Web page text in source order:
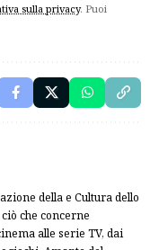
sulla privacy. Puoi
della e Cultura dello
che concerne
alle serie TV, dai